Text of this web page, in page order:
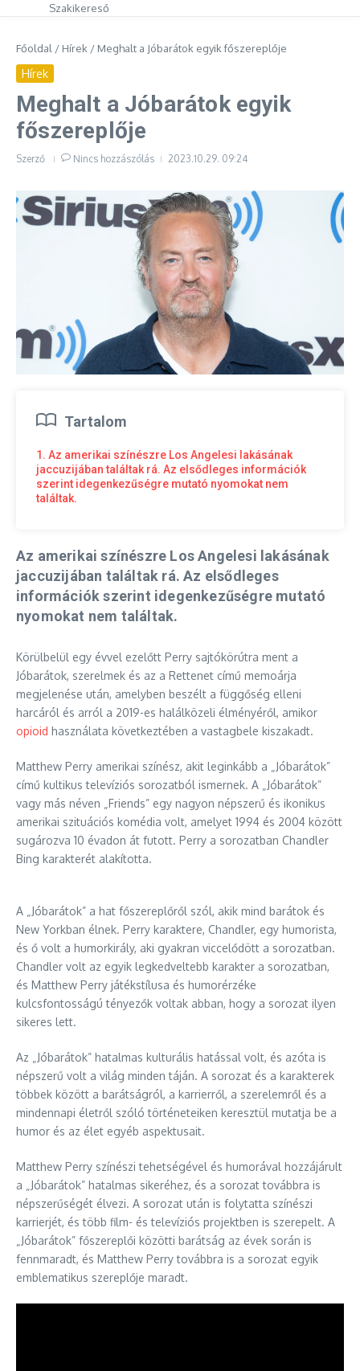
Szakikereső
Főoldal / Hírek / Meghalt a Jóbarátok egyik főszereplője
Hírek
Meghalt a Jóbarátok egyik
főszereplője
Szerző Nincs hozzászólás 2023.10.29. 09:24
Tartalom
1. Az amerikai színészre Los Angelesi lakásának
jaccuzijában találtak rá. Az elsődleges információk
szerint idegenkezűségre mutató nyomokat nem
találtak.
Az amerikai színészre Los Angelesi lakásának
jaccuzijában találtak rá. Az elsődleges
információk szerint idegenkezűségre mutató
nyomokat nem találtak.
Körülbelül egy évvel ezelőtt Perry sajtókörútra ment a
Jóbarátok, szerelmek és az a Rettenet című memoárja
megjelenése után, amelyben beszélt a függőség elleni
harcáról és arról a 2019-es halálközeli élményéről, amikor
opioid használata következtében a vastagbele kiszakadt.
Matthew Perry amerikai színész, akit leginkább a „Jóbarátok”
című kultikus televíziós sorozatból ismernek. A „Jóbarátok”
vagy más néven „Friends” egy nagyon népszerű és ikonikus
amerikai szituációs komédia volt, amelyet 1994 és 2004 között
sugározva 10 évadon át futott. Perry a sorozatban Chandler
Bing karakterét alakította.
A „Jóbarátok” a hat főszereplőről szól, akik mind barátok és
New Yorkban élnek. Perry karaktere, Chandler, egy humorista,
és ő volt a humorkirály, aki gyakran viccelődött a sorozatban.
Chandler volt az egyik legkedveltebb karakter a sorozatban,
és Matthew Perry játékstílusa és humorérzéke
kulcsfontosságú tényezők voltak abban, hogy a sorozat ilyen
sikeres lett.
Az „Jóbarátok” hatalmas kulturális hatással volt, és azóta is
népszerű volt a világ minden táján. A sorozat és a karakterek
többek között a barátságról, a karrierről, a szerelemről és a
mindennapi életről szóló történeteiken keresztül mutatja be a
humor és az élet egyéb aspektusait.
Matthew Perry színészi tehetségével és humorával hozzájárult
a „Jóbarátok” hatalmas sikeréhez, és a sorozat továbbra is
népszerűségét élvezi. A sorozat után is folytatta színészi
karrierjét, és több film- és televíziós projektben is szerepelt. A
„Jóbarátok” főszereplői közötti barátság az évek során is
fennmaradt, és Matthew Perry továbbra is a sorozat egyik
emblematikus szereplője maradt.